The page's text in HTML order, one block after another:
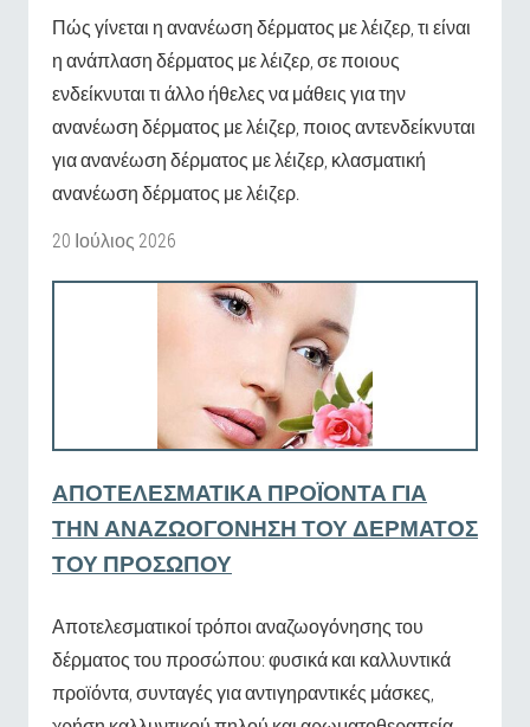
Πώς γίνεται η ανανέωση δέρματος με λέιζερ, τι είναι
η ανάπλαση δέρματος με λέιζερ, σε ποιους
ενδείκνυται τι άλλο ήθελες να μάθεις για την
ανανέωση δέρματος με λέιζερ, ποιος αντενδείκνυται
για ανανέωση δέρματος με λέιζερ, κλασματική
ανανέωση δέρματος με λέιζερ.
20 Ιούλιος 2026
ΑΠΟΤΕΛΕΣΜΑΤΙΚΆ ΠΡΟΪΌΝΤΑ ΓΙΑ
ΤΗΝ ΑΝΑΖΩΟΓΌΝΗΣΗ ΤΟΥ ΔΈΡΜΑΤΟΣ
ΤΟΥ ΠΡΟΣΏΠΟΥ
Αποτελεσματικοί τρόποι αναζωογόνησης του
δέρματος του προσώπου: φυσικά και καλλυντικά
προϊόντα, συνταγές για αντιγηραντικές μάσκες,